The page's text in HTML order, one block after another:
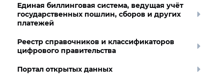
Единая биллинговая система, ведущая учёт
государственных пошлин, сборов и других
платежей
Реестр справочников и классификаторов
цифрового правительства
Портал открытых данных